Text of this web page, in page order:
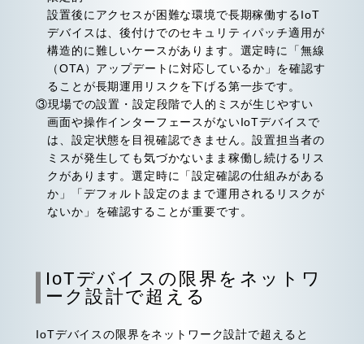
設置後にアクセスが困難な環境で長期稼働するIoT
デバイスは、後付けでのセキュリティパッチ適用が
構造的に難しいケースがあります。選定時に「無線
（OTA）アップデートに対応しているか」を確認す
ることが長期運用リスクを下げる第一歩です。
③現場での設置・設定段階で人的ミスが生じやすい
画面や操作インターフェースがないIoTデバイスで
は、設定状態を目視確認できません。設置担当者の
ミスが発生しても気づかないまま稼働し続けるリス
クがあります。選定時に「設定確認の仕組みがある
か」「デフォルト設定のままで運用されるリスクが
ないか」を確認することが重要です。
IoTデバイスの限界をネットワ
ーク設計で超える
IoTデバイスの限界をネットワーク設計で超えると